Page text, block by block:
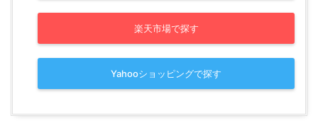
楽天市場で探す
Yahooショッピングで探す